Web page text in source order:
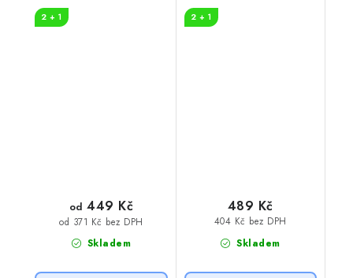
2 + 1
Skladem
od 371 Kč bez DPH
od 449 Kč
2 + 1
Skladem
404 Kč bez DPH
489 Kč